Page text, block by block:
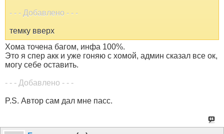
- - - Добавлено - - -
темку вверх
Хома точена багом, инфа 100%.
Это я спер акк и уже гоняю с хомой, админ сказал все ок,
могу себе оставить.
- - - Добавлено - - -
P.S. Автор сам дал мне пасс.